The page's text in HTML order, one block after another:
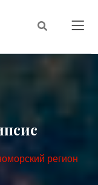
регион